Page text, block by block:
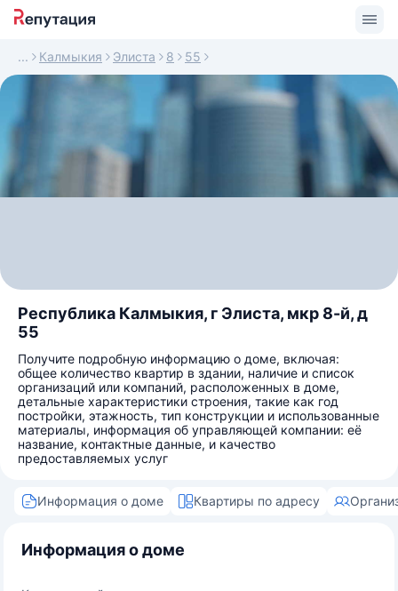
Калмыкия Элиста 8 55
Республика Калмыкия, г Элиста, мкр 8-й, д
55
Получите подробную информацию о доме, включая:
общее количество квартир в здании, наличие и список
организаций или компаний, расположенных в доме,
детальные характеристики строения, такие как год
постройки, этажность, тип конструкции и использованные
материалы, информация об управляющей компании: её
название, контактные данные, и качество
предоставляемых услуг
Информация о доме Квартиры по адресу
Информация о доме